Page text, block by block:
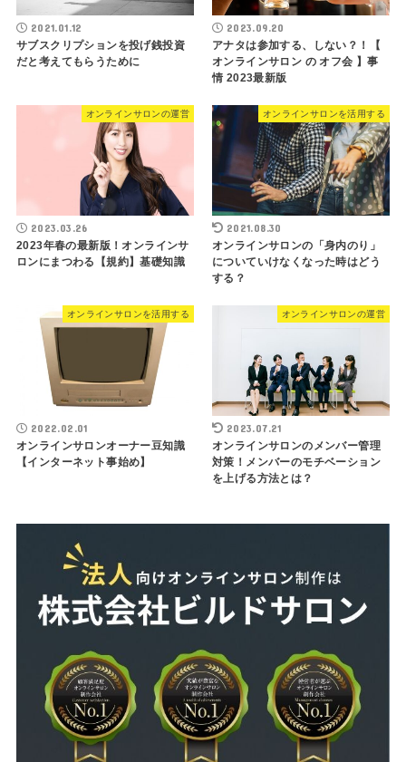
2021.01.12
サブスクリプションを投げ銭投資
だと考えてもらうために
2023.09.20
アナタは参加する、しない？！【
オンラインサロン の オフ会 】事
情 2023最新版
オンラインサロンの運営
2023.03.26
2023年春の最新版！オンラインサ
ロンにまつわる【規約】基礎知識
オンラインサロンを活用する
2021.08.30
オンラインサロンの「身内のり」
についていけなくなった時はどう
する？
オンラインサロンを活用する
2022.02.01
オンラインサロンオーナー豆知識
【インターネット事始め】
オンラインサロンの運営
2023.07.21
オンラインサロンのメンバー管理
対策！メンバーのモチベーション
を上げる方法とは？